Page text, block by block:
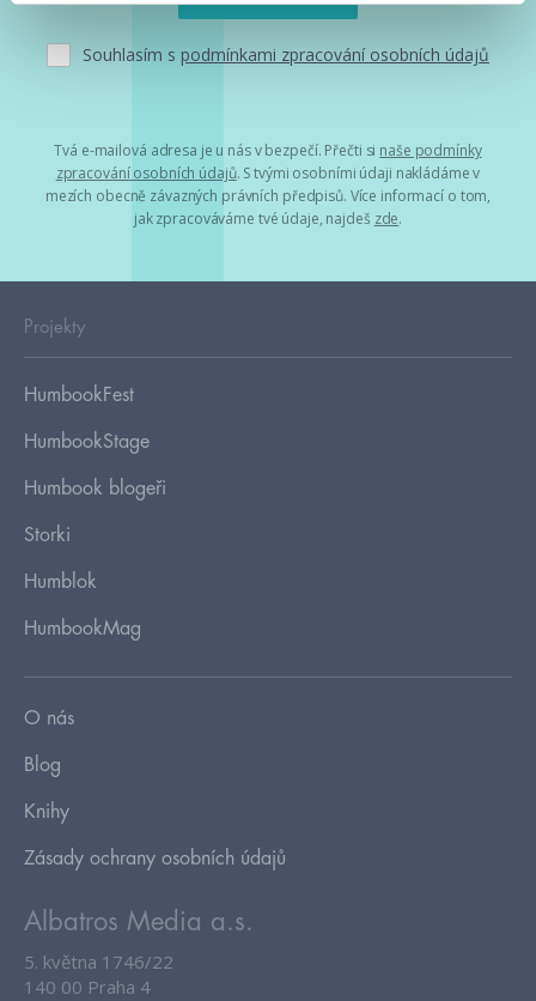
Souhlasím s podmínkami zpracování osobních údajů
Tvá e-mailová adresa je u nás v bezpečí. Přečti si naše podmínky
zpracování osobních údajů. S tvými osobními údaji nakládáme v
mezích obecně závazných právních předpisů. Více informací o tom,
jak zpracováváme tvé údaje, najdeš zde.
Projekty
HumbookFest
HumbookStage
Humbook blogeři
Storki
Humblok
HumbookMag
O nás
Blog
Knihy
Zásady ochrany osobních údajů
Albatros Media a.s.
5. května 1746/22
140 00 Praha 4